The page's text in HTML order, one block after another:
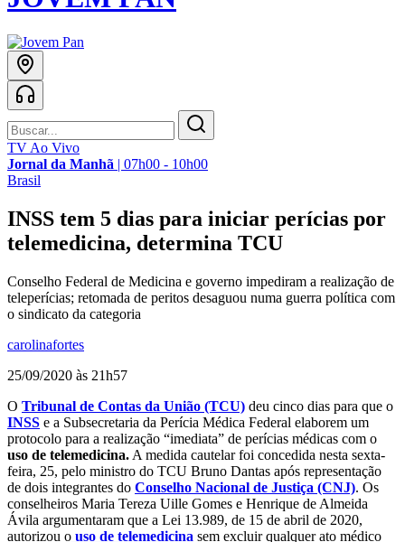
TV Ao Vivo
Jornal da Manhã | 07h00 - 10h00
Brasil
INSS tem 5 dias para iniciar perícias por
telemedicina, determina TCU
Conselho Federal de Medicina e governo impediram a realização de
teleperícias; retomada de peritos desaguou numa guerra política com
o sindicato da categoria
carolinafortes
25/09/2020 às 21h57
O Tribunal de Contas da União (TCU) deu cinco dias para que o
INSS e a Subsecretaria da Perícia Médica Federal elaborem um
protocolo para a realização “imediata” de perícias médicas com o
uso de telemedicina. A medida cautelar foi concedida nesta sexta-
feira, 25, pelo ministro do TCU Bruno Dantas após representação
de dois integrantes do Conselho Nacional de Justiça (CNJ). Os
conselheiros Maria Tereza Uille Gomes e Henrique de Almeida
Ávila argumentaram que a Lei 13.989, de 15 de abril de 2020,
autorizou o uso de telemedicina sem excluir qualquer ato médico